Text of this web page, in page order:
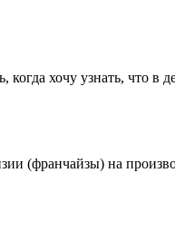
хочу узнать, что в
(франчайзы) на